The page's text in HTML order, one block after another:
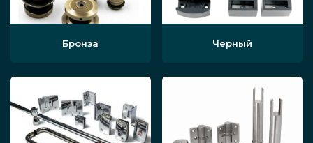
Бронза Черный